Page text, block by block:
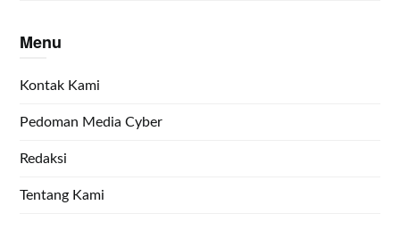
Menu
Kontak Kami
Pedoman Media Cyber
Redaksi
Tentang Kami